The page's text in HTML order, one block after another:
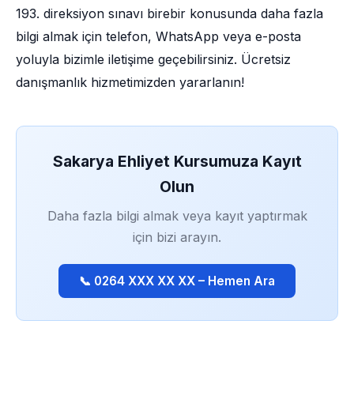
193. direksiyon sınavı birebir konusunda daha fazla
bilgi almak için telefon, WhatsApp veya e-posta
yoluyla bizimle iletişime geçebilirsiniz. Ücretsiz
danışmanlık hizmetimizden yararlanın!
Sakarya Ehliyet Kursumuza Kayıt
Olun
Daha fazla bilgi almak veya kayıt yaptırmak
için bizi arayın.
📞 0264 XXX XX XX – Hemen Ara